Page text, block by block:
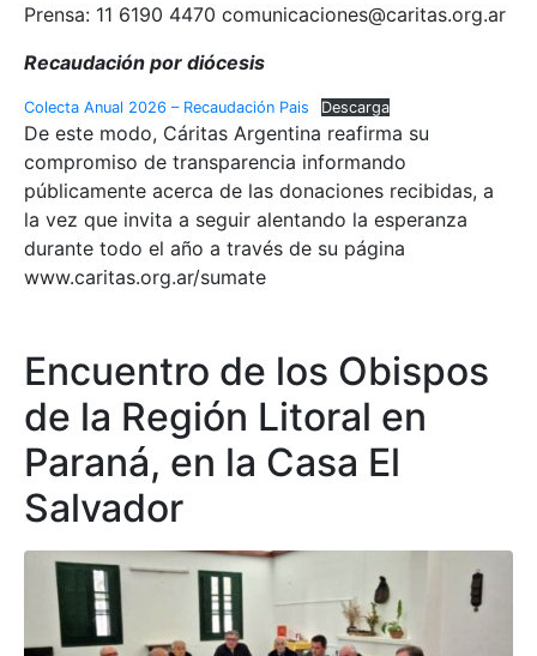
Prensa: 11 6190 4470 comunicaciones@caritas.org.ar
Recaudación por diócesis
Colecta Anual 2026 – Recaudación Pais Descarga
De este modo, Cáritas Argentina reafirma su
compromiso de transparencia informando
públicamente acerca de las donaciones recibidas, a
la vez que invita a seguir alentando la esperanza
durante todo el año a través de su página
www.caritas.org.ar/sumate
Encuentro de los Obispos
de la Región Litoral en
Paraná, en la Casa El
Salvador